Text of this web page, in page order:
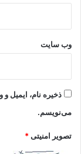
وب‌ سایت
ذخیره نام، ایمیل
می‌نویسم.
تصویر امنیتی*